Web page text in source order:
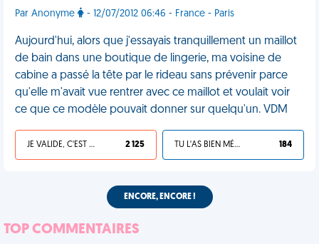
Par Anonyme - 12/07/2012 06:46 - France - Paris
Aujourd'hui, alors que j'essayais tranquillement un maillot
de bain dans une boutique de lingerie, ma voisine de
cabine a passé la tête par le rideau sans prévenir parce
qu'elle m'avait vue rentrer avec ce maillot et voulait voir
ce que ce modèle pouvait donner sur quelqu'un. VDM
JE VALIDE, C'EST UNE VDM 2 125 TU L'AS BIEN MÉRITÉ 184
ENCORE, ENCORE !
TOP COMMENTAIRES